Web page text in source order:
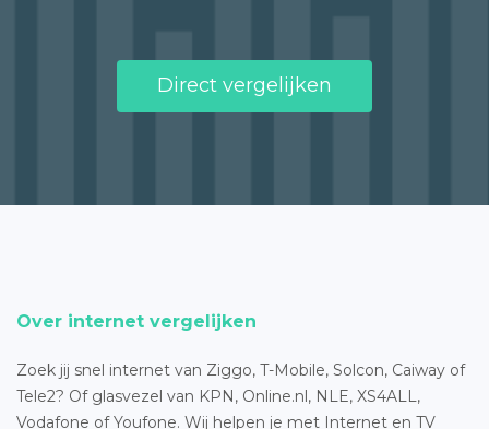
Direct vergelijken
Over internet vergelijken
Zoek jij snel internet van Ziggo, T-Mobile, Solcon, Caiway of
Tele2? Of glasvezel van KPN, Online.nl, NLE, XS4ALL,
Vodafone of Youfone. Wij helpen je met Internet en TV